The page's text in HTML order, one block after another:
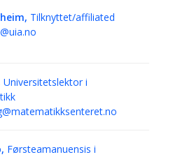
Tilknyttet/affiliated
Universitetslektor i
Førsteamanuensis i